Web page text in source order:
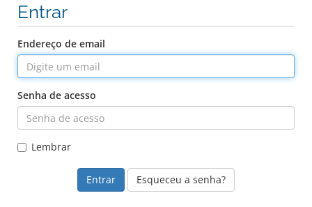
Entrar
Endereço de email
Senha de acesso
Lembrar
Esqueceu a senha?